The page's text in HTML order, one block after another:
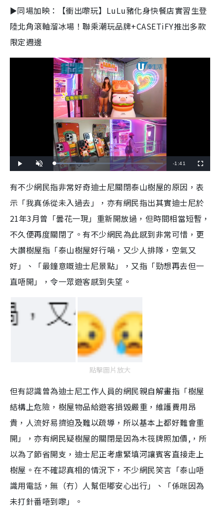
►同場加映：【衝出嚟玩】LuLu豬化身快餐店實習生登
陸北角滾軸溜冰場！聯乘潮玩品牌+CASETiFY推出多款
限定週邊
l
n
t
e
L
o
e
d
2
8
%
R
a
i
n
i
n
-1:41
u
s
c
e
e
有不少網民指非常好奇迪士尼關閉泰山樹屋的原因，表
示「我真係從未入過去」，亦有網民指出其實迪士尼於
21年3月曾「曇花一現」重新開放過，但時間相當短暫，
不久便再度關閉了。有不少網民為此感到非常可惜，更
大讚樹屋指「泰山樹屋好行喎，又少人排隊，空氣又
好」、「最鐘意嘅迪士尼景點」，又指「勁想再去但一
直唔開」，令一眾遊客感到失望。
點擊圖片放大
但有認識曾為迪士尼工作人員的網民親自解畫指「樹屋
結構上危險，樹屋物品給遊客損毀嚴重，維護費用昂
貴，人流好易擠迫及難以疏導，所以基本上都好難會重
開」，亦有網民疑樹屋的關閉是因為木筏牌照加價, ，所
以為了節省開支，迪士尼正考慮緊填河讓賓客直接走上
樹屋。在不確認真相的情況下，不少網民笑言「泰山唔
識用電話，無（冇）人幫佢嘟安心出行」、「係咪因為
未打針番唔到嚟」。